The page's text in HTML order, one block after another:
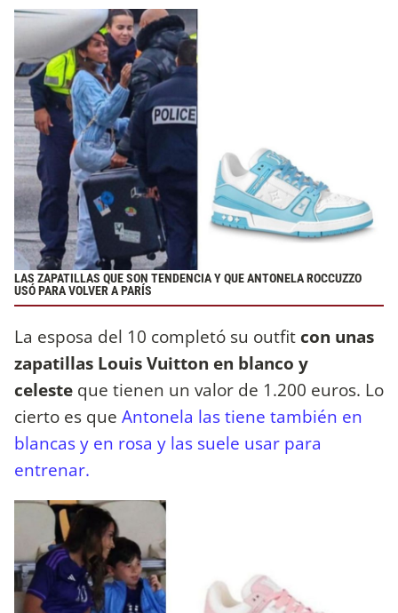
LAS ZAPATILLAS QUE SON TENDENCIA Y QUE ANTONELA ROCCUZZO
USÓ PARA VOLVER A PARÍS
La esposa del 10 completó su outfit con unas
zapatillas Louis Vuitton en blanco y
celeste que tienen un valor de 1.200 euros. Lo
cierto es que Antonela las tiene también en
blancas y en rosa y las suele usar para
entrenar.